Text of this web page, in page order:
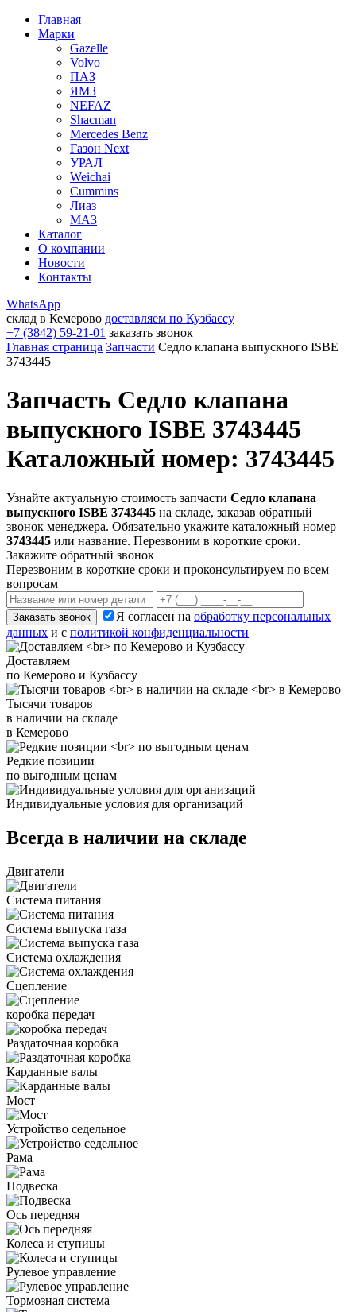
Главная
Марки
Gazelle
Volvo
ПАЗ
ЯМЗ
NEFAZ
Shacman
Mercedes Benz
Газон Next
УРАЛ
Weichai
Cummins
Лиаз
МАЗ
Каталог
О компании
Новости
Контакты
WhatsApp
склад в Кемерово доставляем по Кузбассу
+7 (3842) 59-21-01 заказать звонок
Главная страница Запчасти Седло клапана выпускного ISBE
3743445
Запчасть Седло клапана
выпускного ISBE 3743445
Каталожный номер: 3743445
Узнайте актуальную стоимость запчасти Седло клапана
выпускного ISBE 3743445 на складе, заказав обратный
звонок менеджера. Обязательно укажите каталожный номер
3743445 или название. Перезвоним в короткие сроки.
Закажите обратный звонок
Перезвоним в короткие сроки и проконсультируем по всем
вопросам
Заказать звонок Я согласен на обработку персональных
данных и с политикой конфиденциальности
Доставляем
по Кемерово и Кузбассу
Тысячи товаров
в наличии на складе
в Кемерово
Редкие позиции
по выгодным ценам
Индивидуальные условия для организаций
Всегда в наличии на складе
Двигатели
Система питания
Система выпуска газа
Система охлаждения
Сцепление
коробка передач
Раздаточная коробка
Карданные валы
Мост
Устройство седельное
Рама
Подвеска
Ось передняя
Колеса и ступицы
Рулевое управление
Тормозная система